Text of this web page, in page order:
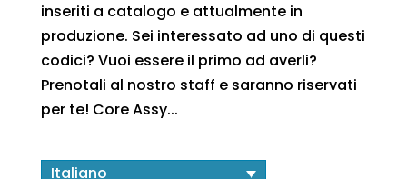
inseriti a catalogo e attualmente in
produzione. Sei interessato ad uno di questi
codici? Vuoi essere il primo ad averli?
Prenotali al nostro staff e saranno riservati
per te! Core Assy...
Italiano